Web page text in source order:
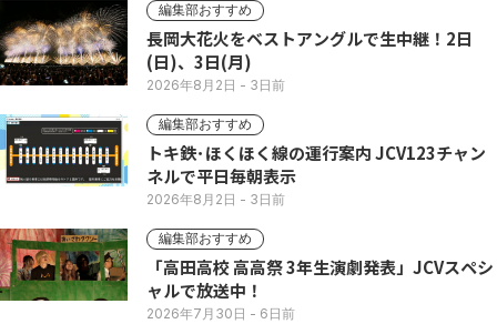
編集部おすすめ
長岡大花火をベストアングルで生中継！2日
(日)、3日(月)
2026年8月2日 - 3日前
編集部おすすめ
トキ鉄･ほくほく線の運行案内 JCV123チャン
ネルで平日毎朝表示
2026年8月2日 - 3日前
編集部おすすめ
「高田高校 高高祭 3年生演劇発表」JCVスペシ
ャルで放送中！
2026年7月30日 - 6日前